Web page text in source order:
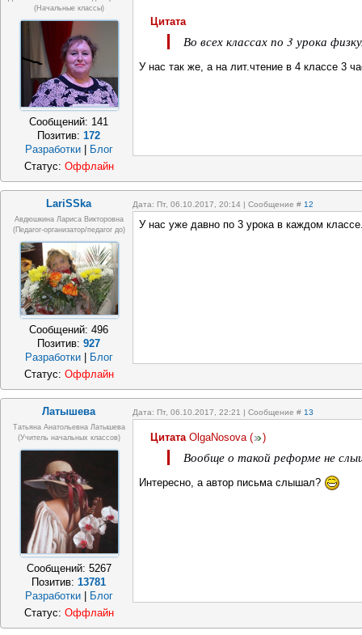
(начальные классы)
Сообщений: 141
Позитив:172
Разработки
Блог
Цитата
Во всех классах по 3 урока
У нас так же, а на лит.чтение в 4 классе 3
Статус: Оффлайн
LariSSka Дата: Пт, 06.10.2017, 20:14 | Сообщение # 12
Авдюшкина Лариса Викторовна
(Педагог-организатор/педагог до)
Сообщений:496
Позитив:927
Разработки
Блог
У нас уже давно по 3 урока в каждом
Статус: Оффлайн
Латышева Дата: Пт, 06.10.2017, 22:21 | Сообщение # 13
Татьяна Анатольевна Латышева
(учитель начальных классов)
Сообщений: 5267
Позитив:13781
Разработки
Блог
Цитата OlgaNosova( )
Вообще о такой реформе не
Интересно, а автор письма слышал?
Статус: Оффлайн